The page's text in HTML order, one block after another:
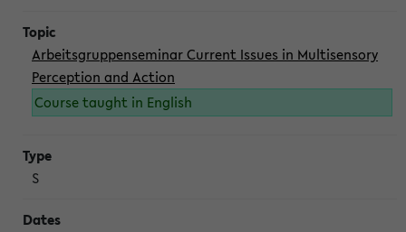
Arbeitsgruppenseminar Current Issues in Multisensory
Perception and Action
Course taught in English
S